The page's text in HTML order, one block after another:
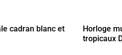
cadran blanc et
Horloge
tropicaux